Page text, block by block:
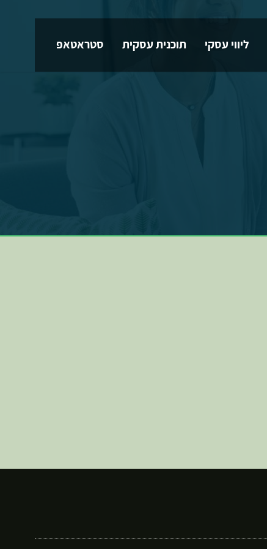
ליווי עסקי תוכנית עסקית סטראטאפ